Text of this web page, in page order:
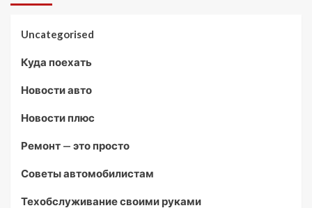
Uncategorised
Куда поехать
Новости авто
Новости плюс
Ремонт — это просто
Советы автомобилистам
Техобслуживание своими руками